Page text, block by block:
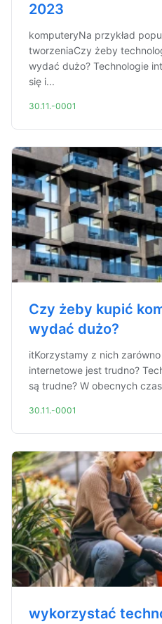
2023
komputeryNa przykład
tworzeniaCzy żeby
wydać dużo? Technologie
się i...
30.11.-0001
Czy żeby kupić
wydać dużo?
itKorzystamy z nich
internetowe jest trudno?
są trudne? W obecnych
30.11.-0001
wykorzystać